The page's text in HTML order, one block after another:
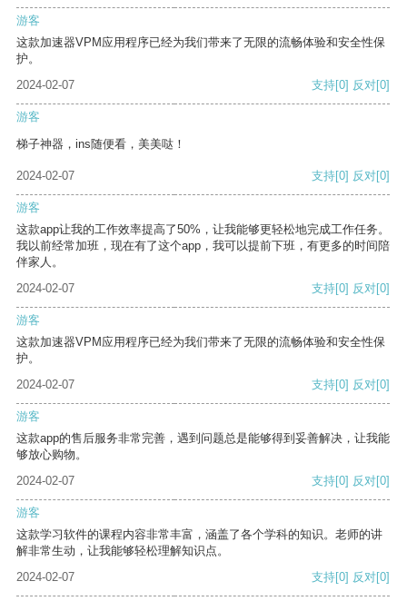
游客
这款加速器VPM应用程序已经为我们带来了无限的流畅体验和安全性保
护。
2024-02-07
支持[0] 反对[0]
游客
梯子神器，ins随便看，美美哒！
2024-02-07 支持[0] 反对[0]
游客
这款app让我的工作效率提高了50%，让我能够更轻松地完成工作任务。
我以前经常加班，现在有了这个app，我可以提前下班，有更多的时间陪
伴家人。
2024-02-07
支持[0] 反对[0]
游客
这款加速器VPM应用程序已经为我们带来了无限的流畅体验和安全性保
护。
2024-02-07
支持[0] 反对[0]
游客
这款app的售后服务非常完善，遇到问题总是能够得到妥善解决，让我能
够放心购物。
2024-02-07
支持[0] 反对[0]
游客
这款学习软件的课程内容非常丰富，涵盖了各个学科的知识。老师的讲
解非常生动，让我能够轻松理解知识点。
2024-02-07
支持[0] 反对[0]